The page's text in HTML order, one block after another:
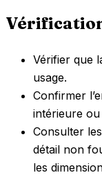
Vérifier que
usage.
Confirmer
intérieure
Consulter
détail non
les